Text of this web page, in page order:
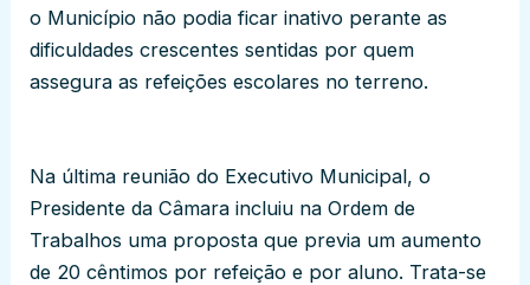
o Município não podia ficar inativo perante as
dificuldades crescentes sentidas por quem
assegura as refeições escolares no terreno.
Na última reunião do Executivo Municipal, o
Presidente da Câmara incluiu na Ordem de
Trabalhos uma proposta que previa um aumento
de 20 cêntimos por refeição e por aluno. Trata-se